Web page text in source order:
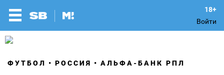
Войти
ФУТБОЛ РОССИЯ АЛЬФА-БАНК РПЛ